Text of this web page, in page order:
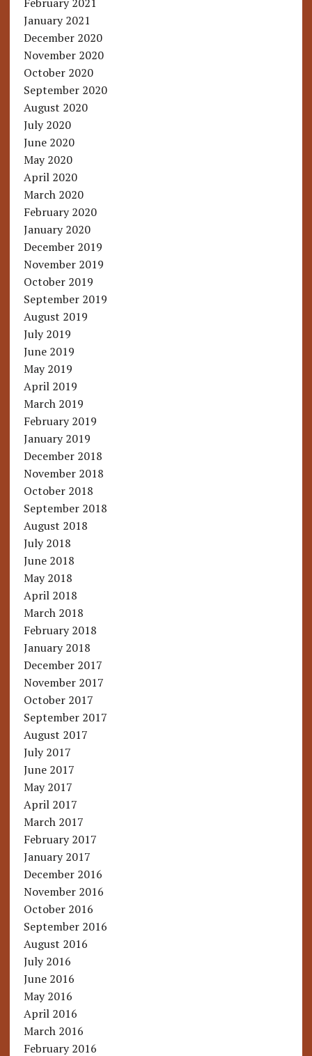
January 2021
December 2020
November 2020
October 2020
September 2020
August 2020
July 2020
June 2020
May 2020
April 2020
March 2020
February 2020
January 2020
December 2019
November 2019
October 2019
September 2019
August 2019
July 2019
June 2019
May 2019
April 2019
March 2019
February 2019
January 2019
December 2018
November 2018
October 2018
September 2018
August 2018
July 2018
June 2018
May 2018
April 2018
March 2018
February 2018
January 2018
December 2017
November 2017
October 2017
September 2017
August 2017
July 2017
June 2017
May 2017
April 2017
March 2017
February 2017
January 2017
December 2016
November 2016
October 2016
September 2016
August 2016
July 2016
June 2016
May 2016
April 2016
March 2016
February 2016